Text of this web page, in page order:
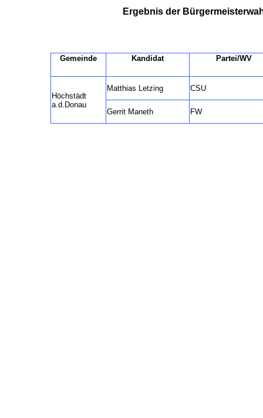
Ergebnis der
Gemeinde Kandidat Partei/WV
Höchstädt
a.d.Donau
Matthias Letzing CSU
Gerrit Maneth FW